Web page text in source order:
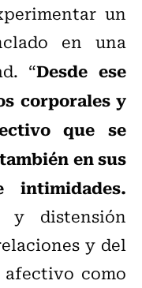
un
en una
“Desde ese
corporales y
que se
en sus
intimidades.
distensión
y del
como